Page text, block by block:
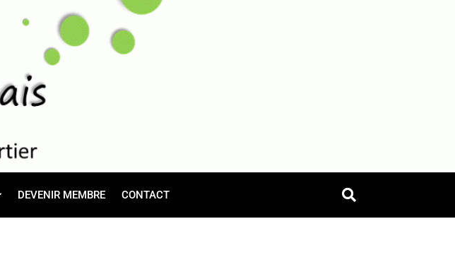
DEVENIR MEMBRE CONTACT